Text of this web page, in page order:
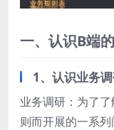
一、认识B端
1、认识业务
业务调研：为了
则而开展的一系列